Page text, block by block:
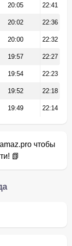
20:05 22:41
20:02 22:36
20:00 22:32
19:57 22:27
19:54 22:23
19:52 22:18
19:49 22:14
чтобы
📗